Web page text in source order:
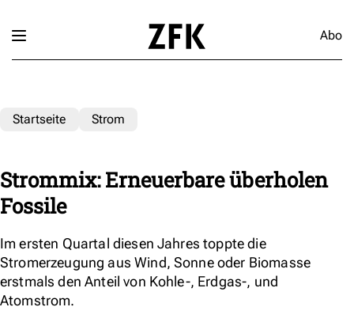
Abo
Startseite Strom
Strommix: Erneuerbare überholen
Fossile
Im ersten Quartal diesen Jahres toppte die
Stromerzeugung aus Wind, Sonne oder Biomasse
erstmals den Anteil von Kohle-, Erdgas-, und
Atomstrom.